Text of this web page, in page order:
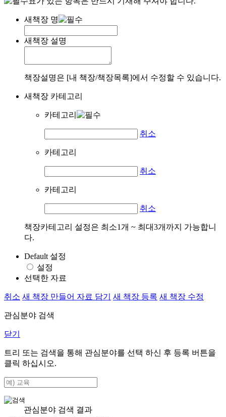
새책장 명
새책장 설명
책장설명은 [내 책장/책장목록]에서 수정할 수 있습니다.
새책장 카테고리
카테고리
취소
카테고리
취소
카테고리
취소
책장카테고리 설정은 최소1개 ~ 최대3개까지 가능합니
다.
Default 설정
설정
선택한 자료
취소 새 책장 만들어 자료 담기 새 책장 등록 새 책장 수정
관심분야 검색
닫기
트리 또는 검색을 통해 관심분야를 선택 하신 후 등록 버튼을
클릭 하십시오.
관심분야 검색 결과